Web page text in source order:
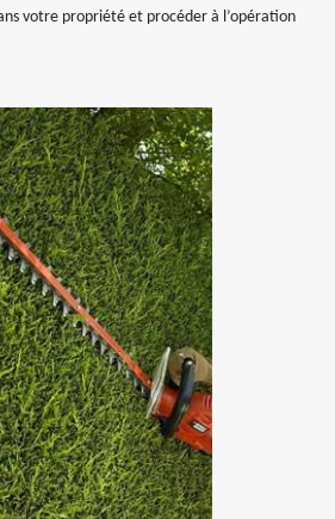
votre propriété et procéder à l’opération